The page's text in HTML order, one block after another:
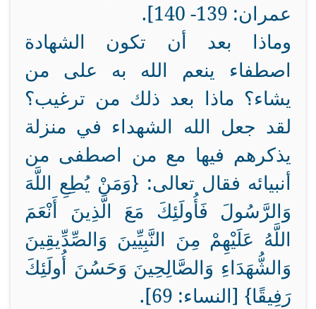
عمران: 139- 140].
وماذا بعد أن تكون الشهادة
اصطفاء ينعم الله به على من
يشاء؟ ماذا بعد ذلك من ترغيب؟
لقد جعل الله الشهداء في منزلة
يذكرهم فيها مع من اصطفى من
أنبيائه فقال تعالى: {وَمَنْ يُطِعِ اللَّهَ
وَالرَّسُولَ فَأُولَئِكَ مَعَ الَّذِينَ أَنْعَمَ
اللَّهُ عَلَيْهِمْ مِنَ النَّبِيِّينَ وَالصِّدِّيقِينَ
وَالشُّهَدَاءِ وَالصَّالِحِينَ وَحَسُنَ أُولَئِكَ
رَفِيقًا} [النساء: 69].